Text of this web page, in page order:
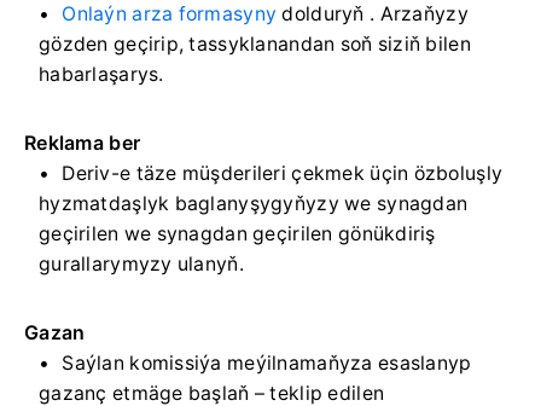
Onlaýn arza formasyny dolduryň . Arzaňyzy
gözden geçirip, tassyklanandan soň siziň bilen
habarlaşarys.
Reklama ber
Deriv-e täze müşderileri çekmek üçin özboluşly
hyzmatdaşlyk baglanyşygyňyzy we synagdan
geçirilen we synagdan geçirilen gönükdiriş
gurallarymyzy ulanyň.
Gazan
Saýlan komissiýa meýilnamaňyza esaslanyp
gazanç etmäge başlaň – teklip edilen